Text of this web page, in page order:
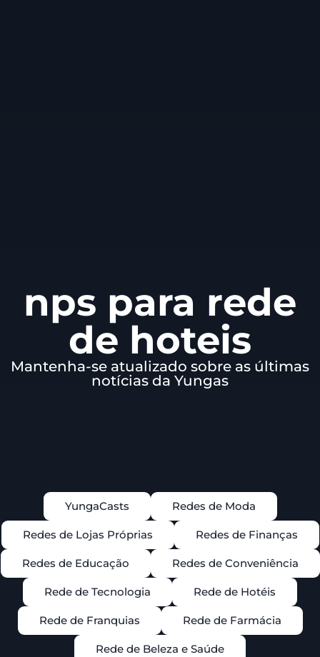
nps para rede
de hoteis
Mantenha-se atualizado sobre as últimas
notícias da Yungas
YungaCasts Redes de Moda
Redes de Lojas Próprias Redes de Finanças
Redes de Educação Redes de Conveniência
Rede de Tecnologia Rede de Hotéis
Rede de Franquias Rede de Farmácia
Rede de Beleza e Saúde